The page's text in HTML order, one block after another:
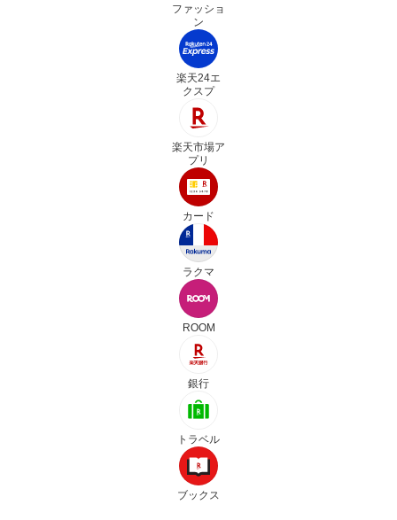
ファッショ
ン
楽天24エ
クスプ
楽天市場ア
プリ
カード
ラクマ
ROOM
銀行
トラベル
ブックス